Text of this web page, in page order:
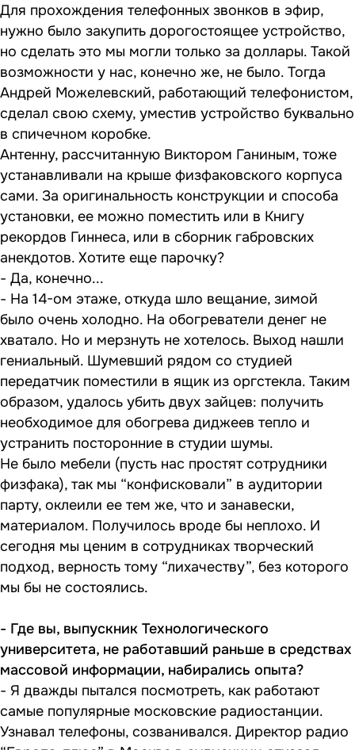
Для прохождения телефонных звонков в эфир,
нужно было закупить дорогостоящее устройство,
но сделать это мы могли только за доллары. Такой
возможности у нас, конечно же, не было. Тогда
Андрей Можелевский, работающий телефонистом,
сделал свою схему, уместив устройство буквально
в спичечном коробке.
Антенну, рассчитанную Виктором Ганиным, тоже
устанавливали на крыше физфаковского корпуса
сами. За оригинальность конструкции и способа
установки, ее можно поместить или в Книгу
рекордов Гиннеса, или в сборник габровских
анекдотов. Хотите еще парочку?
- Да, конечно...
- На 14-ом этаже, откуда шло вещание, зимой
было очень холодно. На обогреватели денег не
хватало. Но и мерзнуть не хотелось. Выход нашли
гениальный. Шумевший рядом со студией
передатчик поместили в ящик из оргстекла. Таким
образом, удалось убить двух зайцев: получить
необходимое для обогрева диджеев тепло и
устранить посторонние в студии шумы.
Не было мебели (пусть нас простят сотрудники
физфака), так мы “конфисковали” в аудитории
парту, оклеили ее тем же, что и занавески,
материалом. Получилось вроде бы неплохо. И
сегодня мы ценим в сотрудниках творческий
подход, верность тому “лихачеству”, без которого
мы бы не состоялись.
- Где вы, выпускник Технологического
университета, не работавший раньше в средствах
массовой информации, набирались опыта?
- Я дважды пытался посмотреть, как работают
самые популярные московские радиостанции.
Узнавал телефоны, созванивался. Директор радио